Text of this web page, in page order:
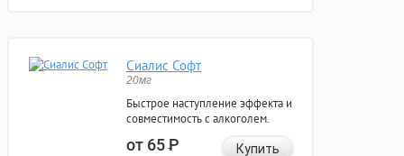
Сиалис Софт
20мг
Быстрое наступление эффекта и
совместимость с алкоголем.
от 65Р Купить